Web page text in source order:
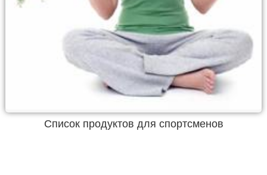
Список продуктов для спортсменов